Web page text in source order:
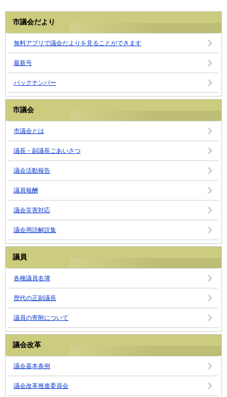
市議会だより
無料アプリで議会だよりを見ることができます
最新号
バックナンバー
市議会
市議会とは
議長・副議長ごあいさつ
議会活動報告
議員報酬
議会災害対応
議会用語解説集
議員
各種議員名簿
歴代の正副議長
議員の寄附について
議会改革
議会基本条例
議会改革推進委員会